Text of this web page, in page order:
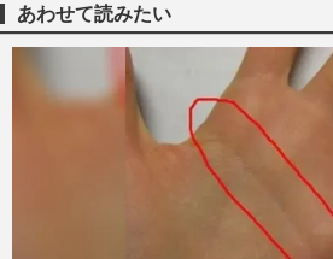
あわせて読みたい